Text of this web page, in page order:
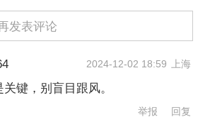
发表评论
2024-12-02 18:59 上海
键，别盲目跟风。
举报 回复